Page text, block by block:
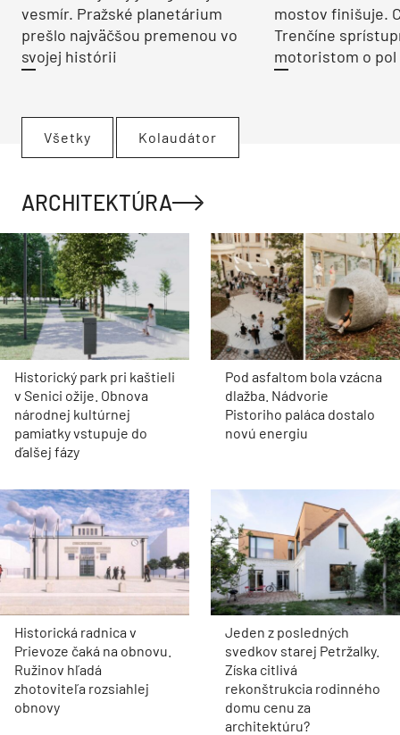
vesmír. Pražské planetárium
prešlo najväčšou premenou vo
svojej histórii
mostov finišuje.
Trenčíne
motoristom o pol
Všetky Kolaudátor
ARCHITEKTÚRA
Historický park pri kaštieli
v Senici ožije. Obnova
národnej kultúrnej
pamiatky vstupuje do
ďalšej fázy
Pod asfaltom bola vzácna
dlažba. Nádvorie
Pistoriho paláca dostalo
novú energiu
Historická radnica v
Prievoze čaká na obnovu.
Ružinov hľadá
zhotoviteľa rozsiahlej
obnovy
Jeden z posledných
svedkov starej Petržalky.
Získa citlivá
rekonštrukcia rodinného
domu cenu za
architektúru?